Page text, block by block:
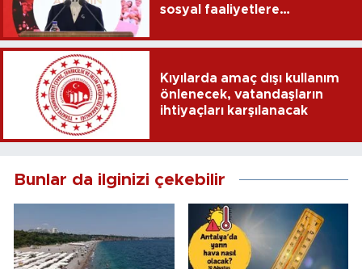
sosyal faaliyetlere
Kıyılarda amaç dışı kullanım
önlenecek, vatandaşların
ihtiyaçları karşılanacak
Bunlar da ilginizi çekebilir